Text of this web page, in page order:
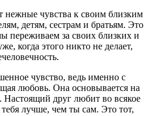
чувства к своим близким
детям, сестрам и братьям. Это
переживаем за своих близких и
когда этого никто не делает,
чувство, ведь именно с
любовь. Она основывается на
друг любит во всякое
лучше, чем ты сам. Это тот,